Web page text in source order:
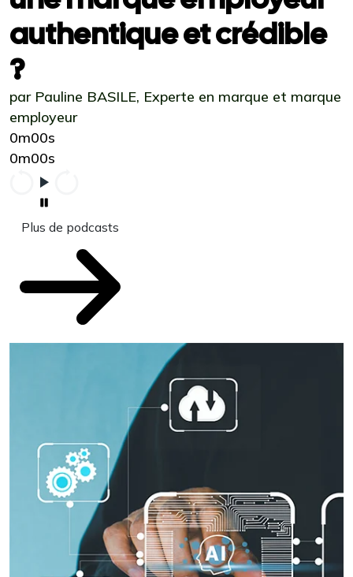
authentique et crédible
?
par Pauline BASILE, Experte en marque et marque
employeur
0m00s
0m00s
Plus de podcasts